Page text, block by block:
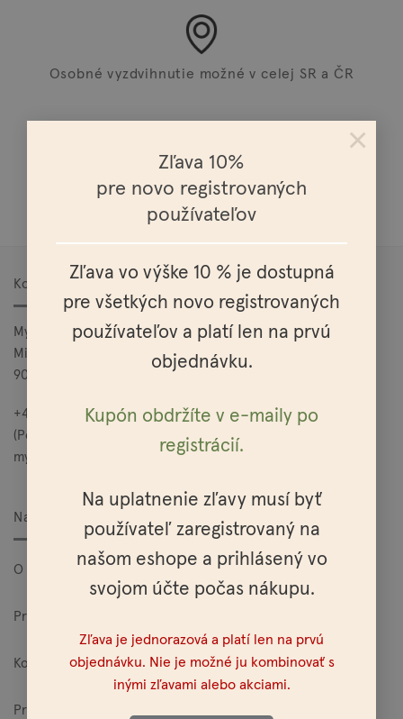
Zľava 10%
pre novo registrovaných
používateľov
Zľava vo výške 10 % je dostupná
pre všetkých novo registrovaných
používateľov a platí len na prvú
objednávku.
Kupón obdržíte v e-maily po
registrácií.
Na uplatnenie zľavy musí byť
používateľ zaregistrovaný na
našom eshope a prihlásený vo
svojom účte počas nákupu.
Zľava je jednorazová a platí len na prvú
objednávku. Nie je možné ju kombinovať s
inými zľavami alebo akciami.
×
Osobné vyzdvihnutie možné v celej SR a ČR
Doprava nad 100€ zadarmo
Kontakt
Mylo, s.r.o.
Mierová 25
900 27 Bernolákovo
+421 949 685 565
(Po – Pia: 10:00 – 15:00)
mylo@mylo.sk
Nakupovanie
O Mylo
Pre veľkoodberateľov
Kontakt
Predajne